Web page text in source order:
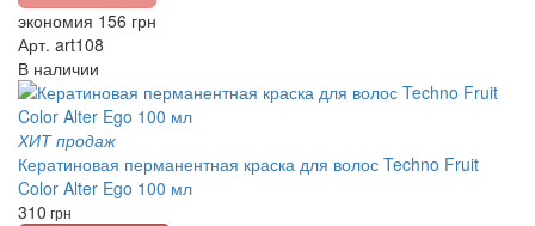
экономия 156 грн
Арт. art108
В наличии
ХИТ продаж
Кератиновая перманентная краска для волос Techno Fruit
Color Alter Ego 100 мл
310 грн